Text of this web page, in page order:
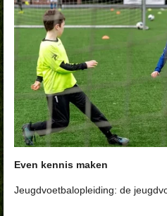
Even kennis maken
Jeugdvoetbalopleiding: de